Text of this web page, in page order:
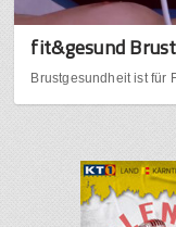
fit&gesund
Brustgesundheit ist für